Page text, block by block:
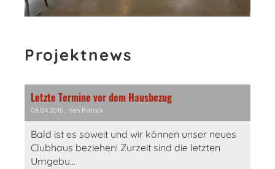
Projektnews
Letzte Termine vor dem Hausbezug
08.04.2016 , Iten Patrick
Bald ist es soweit und wir können unser neues
Clubhaus beziehen! Zurzeit sind die letzten
Umgebu...